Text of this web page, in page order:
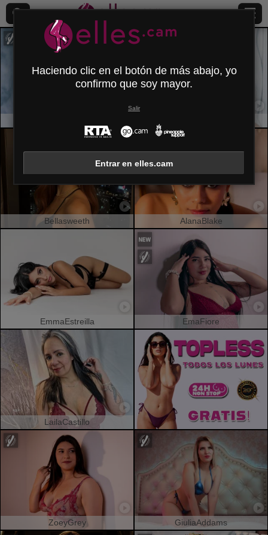
Bellasweeth AlanaBlake
EmmaEstreilla EmaFiore
LailaCastillo
ZoeyGrey GiuliaAddams
Haciendo clic en el botón de más abajo, yo
confirmo que soy mayor.
Salir
Entrar en elles.cam